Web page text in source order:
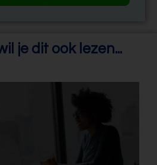
je dit ook lezen...